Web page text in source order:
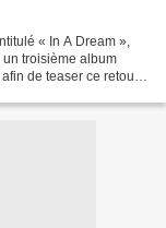
« In A Dream »,
troisième album
de teaser ce retour